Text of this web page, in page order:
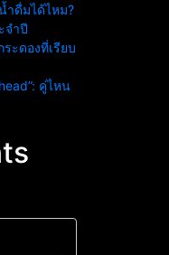
ำดื่มได้ไหม?
จำปี
ะดองที่เรียบ
คู่ไหน